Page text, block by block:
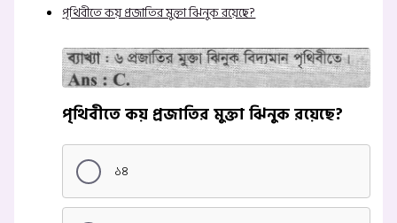
পৃথিবীতে কয় প্রজাতির মুক্তা ঝিনুক রয়েছে?
পৃথিবীতে কয় প্রজাতির মুক্তা ঝিনুক রয়েছে?
১৪